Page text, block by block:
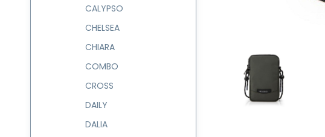
CALYPSO
CHELSEA
CHIARA
COMBO
CROSS
DAILY
DALIA